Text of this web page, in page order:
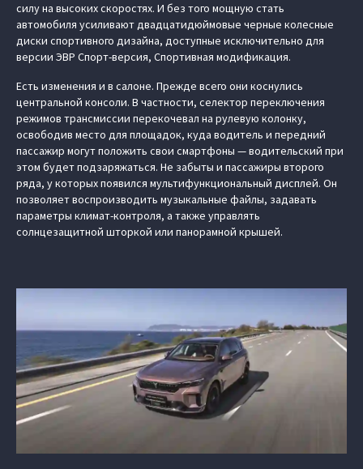
силу на высоких скоростях. И без того мощную стать
автомобиля усиливают двадцатидюймовые черные колесные
диски спортивного дизайна, доступные исключительно для
версии ЭВР Спорт-версия, Спортивная модификация.
Есть изменения и в салоне. Прежде всего они коснулись
центральной консоли. В частности, селектор переключения
режимов трансмиссии перекочевал на рулевую колонку,
освободив место для площадок, куда водитель и передний
пассажир могут положить свои смартфоны — водительский при
этом будет подзаряжаться. Не забыты и пассажиры второго
ряда, у которых появился мультифункциональный дисплей. Он
позволяет воспроизводить музыкальные файлы, задавать
параметры климат-контроля, а также управлять
солнцезащитной шторкой или панорамной крышей.